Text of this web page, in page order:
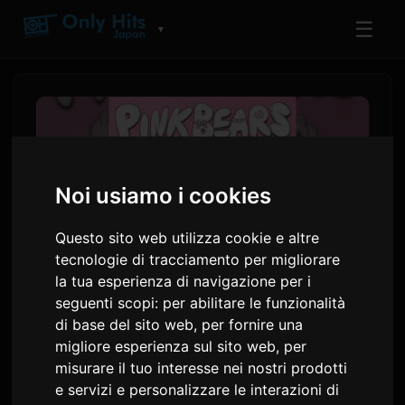
Noi usiamo i cookies
Questo sito web utilizza cookie e altre
tecnologie di tracciamento per migliorare
la tua esperienza di navigazione per i
seguenti scopi: per abilitare le funzionalità
di base del sito web, per fornire una
migliore esperienza sul sito web, per
misurare il tuo interesse nei nostri prodotti
e servizi e personalizzare le interazioni di
▼ ☰
Koresawa annuncia la
tracklist del mini album 'PINK
BEARS', singolo apripista in